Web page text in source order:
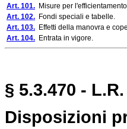
Art. 101. Misure per
Art. 102. Fondi speciali e tabelle.
Art. 103. Effetti della manovra e
Art. 104. Entrata in vigore.
§ 5.3.470 -
Disposizioni